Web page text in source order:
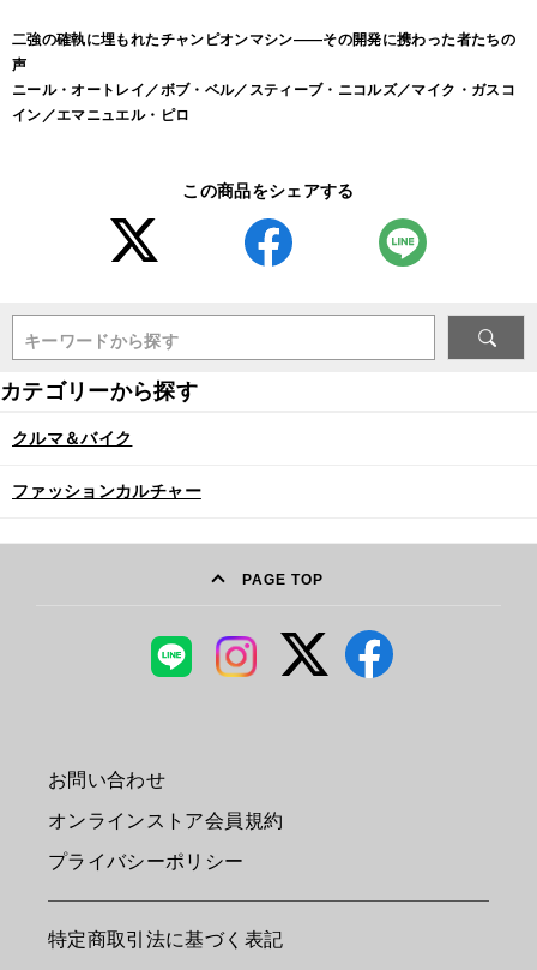
二強の確執に埋もれたチャンピオンマシン――その開発に携わった者たちの
声
ニール・オートレイ／ボブ・ベル／スティーブ・ニコルズ／マイク・ガスコ
イン／エマニュエル・ピロ
この商品をシェアする
キーワードから探す
クルマ＆バイク
ファッションカルチャー
PAGE TOP
お問い合わせ
オンラインストア会員規約
プライバシーポリシー
特定商取引法に基づく表記